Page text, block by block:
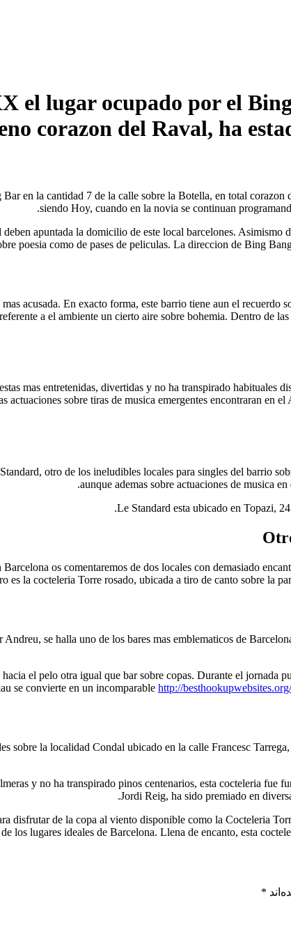
el lugar ocupado por el
corazon del Raval, ha
en la cantidad 7 de la calle sobre la Botella, en total corazon
siendo Hoy, cuando en la novia se continuan
apuntada la domicilio de este local barcelones.
poesia como de pases de peliculas. La direccion de Bing
acusada. En exacto forma, este barrio tiene aun el
a el ambiente un cierto aire sobre bohemia. Dentro de
mas entretenidas, divertidas y no ha transpirado habituales
actuaciones sobre tiras de musica emergentes encontraran
otro de los ineludibles locales para singles del barrio
aunque ademas sobre actuaciones de musica
Le Standard esta ubicado en Topazi,
os comentaremos de dos locales con demasiado
es la cocteleria Torre rosado, ubicada a tiro de canto sobre la
se halla uno de los bares mas emblematicos de
el pelo otra igual que bar sobre copas. Durante el jornada
se convierte en un incomparable http://
sobre la localidad Condal ubicado en la calle Francesc
y no ha transpirado pinos centenarios, esta cocteleria
Jordi Reig, ha sido premiado en
disfrutar de la copa al viento disponible como la Cocteleria
los lugares ideales de Barcelona. Llena de encanto, esta
*